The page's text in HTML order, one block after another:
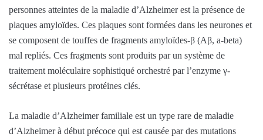
personnes atteintes de la maladie d’Alzheimer est la présence de
plaques amyloïdes. Ces plaques sont formées dans les neurones et
se composent de touffes de fragments amyloïdes-β (Aβ, a-beta)
mal repliés. Ces fragments sont produits par un système de
traitement moléculaire sophistiqué orchestré par l’enzyme γ-
sécrétase et plusieurs protéines clés.
La maladie d’Alzheimer familiale est un type rare de maladie
d’Alzheimer à début précoce qui est causée par des mutations